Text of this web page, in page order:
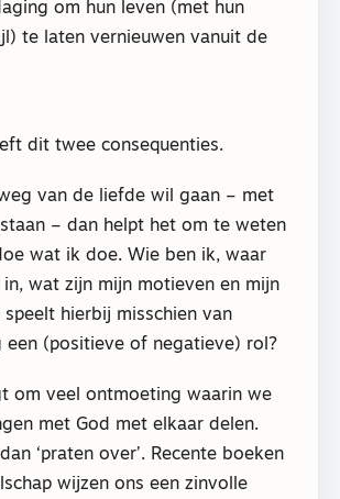
om hun leven (met hun
te laten vernieuwen vanuit de
dit twee consequenties.
van de liefde wil gaan – met
– dan helpt het om te weten
wat ik doe. Wie ben ik, waar
wat zijn mijn motieven en mijn
speelt hierbij misschien van
een (positieve of negatieve) rol?
om veel ontmoeting waarin we
met God met elkaar delen.
‘praten over’. Recente boeken
wijzen ons een zinvolle